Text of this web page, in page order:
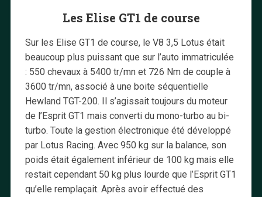
Les Elise GT1 de course
Sur les Elise GT1 de course, le V8 3,5 Lotus était
beaucoup plus puissant que sur l’auto immatriculée
: 550 chevaux à 5400 tr/mn et 726 Nm de couple à
3600 tr/mn, associé à une boite séquentielle
Hewland TGT-200. Il s’agissait toujours du moteur
de l’Esprit GT1 mais converti du mono-turbo au bi-
turbo. Toute la gestion électronique été développé
par Lotus Racing. Avec 950 kg sur la balance, son
poids était également inférieur de 100 kg mais elle
restait cependant 50 kg plus lourde que l’Esprit GT1
qu’elle remplaçait. Après avoir effectué des